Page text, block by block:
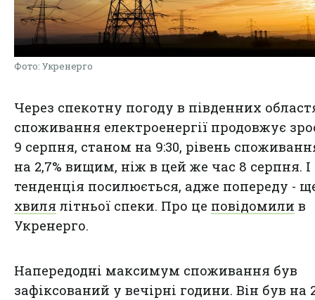
Фото: Укренерго
Через спекотну погоду в південних
споживання електроенергії продовжує
9 серпня, станом на 9:30, рівень
на 2,7% вищим, ніж в цей же час 8 серпня. І
тенденція посилюється, адже попереду -
хвиля літньої спеки. Про це повідомили в
Укренерго.
Напередодні максимум споживання був
зафіксований у вечірні години. Він був на